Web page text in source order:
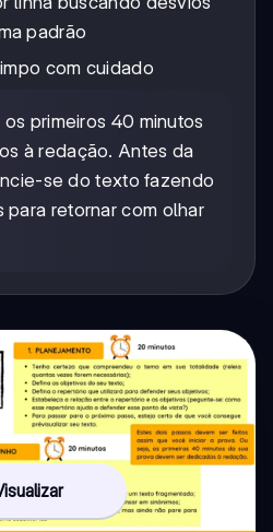
padrão
com cuidado
primeiros 40 minutos
à redação. Antes da
se do texto fazendo
para retornar com olhar